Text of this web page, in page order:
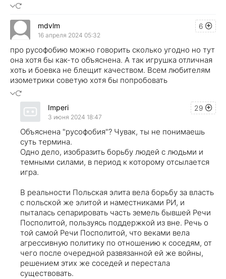
6
mdvlm
16 апреля 2024 05:32
про русофобию можно говорить сколько угодно но тут
она хотя бы как-то объяснена. А так игрушка отличная
хоть и боевка не блещит качеством. Всем любителям
изометрики советую хотя бы попробовать
29
Imperi
3 июня 2024 18:47
Объяснена "русофобия"? Чувак, ты не понимаешь
суть термина.
Одно дело, изобразить борьбу людей с людьми и
темными силами, в период к которому отсылается
игра.
В реальности Польская элита вела борьбу за власть
с польской же элитой и наместниками РИ, и
пыталась сепарировать часть земель бывшей Речи
Посполитой, пользуясь поддержкой из вне. Речь о
той самой Речи Посполитой, что веками вела
агрессивную политику по отношению к соседям, от
чего после очередной развязанной ей же войны,
решением этих же соседей и перестала
существовать.